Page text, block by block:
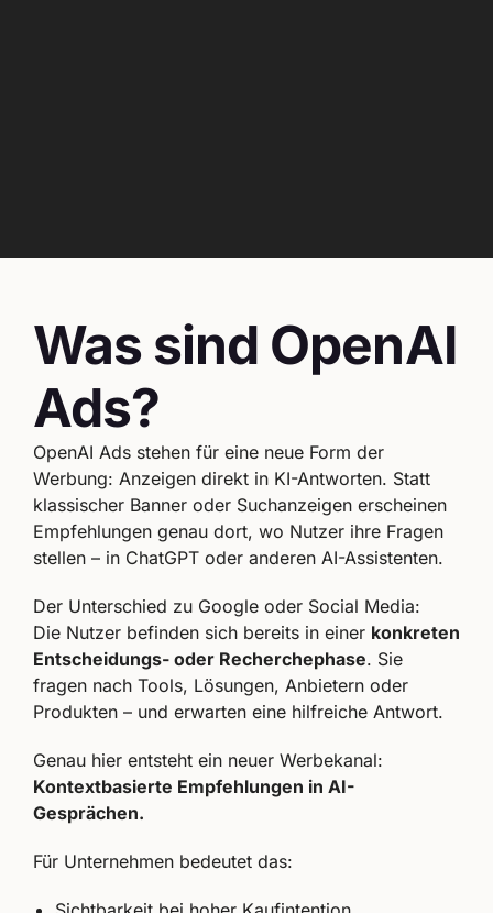
Was sind OpenAI
Ads?
OpenAI Ads stehen für eine neue Form der
Werbung: Anzeigen direkt in KI-Antworten. Statt
klassischer Banner oder Suchanzeigen erscheinen
Empfehlungen genau dort, wo Nutzer ihre Fragen
stellen – in ChatGPT oder anderen AI-Assistenten.
Der Unterschied zu Google oder Social Media:
Die Nutzer befinden sich bereits in einer konkreten
Entscheidungs- oder Recherchephase. Sie
fragen nach Tools, Lösungen, Anbietern oder
Produkten – und erwarten eine hilfreiche Antwort.
Genau hier entsteht ein neuer Werbekanal:
Kontextbasierte Empfehlungen in AI-
Gesprächen.
Für Unternehmen bedeutet das: